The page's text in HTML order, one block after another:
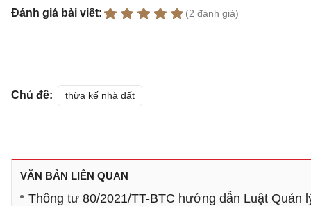
Đánh giá bài viết: (2 đánh giá)
Chủ đề: thừa kế nhà đất
VĂN BẢN LIÊN QUAN
Thông tư 80/2021/TT-BTC hướng dẫn Luật Quản